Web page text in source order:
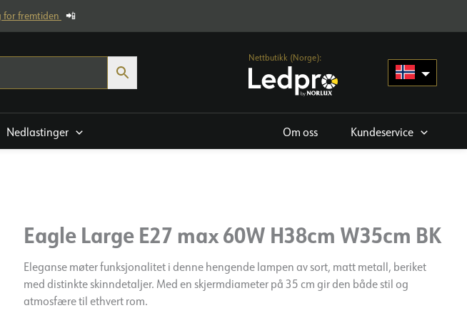
for fremtiden 📲
Nettbutikk (Norge):
Nedlastinger Om oss Kundeservice
Eagle Large E27 max 60W H38cm W35cm BK
Eleganse møter funksjonalitet i denne hengende lampen av sort, matt metall, beriket
med distinkte skinndetaljer. Med en skjermdiameter på 35 cm gir den både stil og
atmosfære til ethvert rom.